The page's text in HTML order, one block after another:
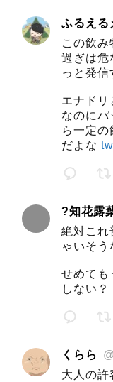
ふるえる
この飲み
過ぎは危
っと発
エナドリ
なのにパ
ら一定
だよな
?知花露
絶対これ
ゃいそ
せめても
しない？
くらら
大人の